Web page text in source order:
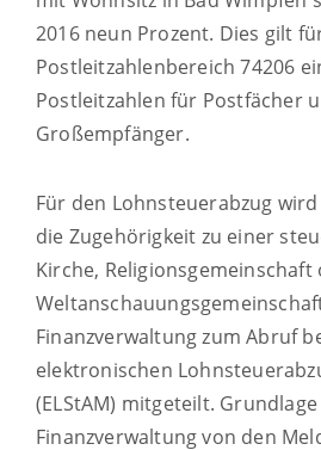
2016 neun Prozent. Dies gilt
Postleitzahlenbereich 74206
Postleitzahlen für Postfächer
Großempfänger.
Für den Lohnsteuerabzug
die Zugehörigkeit zu einer
Kirche, Religionsgemeinschaft
Finanzverwaltung zum Abruf
elektronischen
(ELStAM) mitgeteilt.
Finanzverwaltung von den